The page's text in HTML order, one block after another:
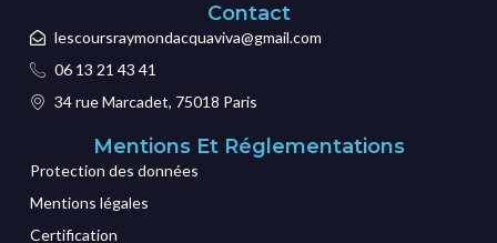
Contact
lescoursraymondacquaviva@gmail.com
06 13 21 43 41
34 rue Marcadet, 75018 Paris
Mentions Et Réglementations
Protection des données
Mentions légales
Certification